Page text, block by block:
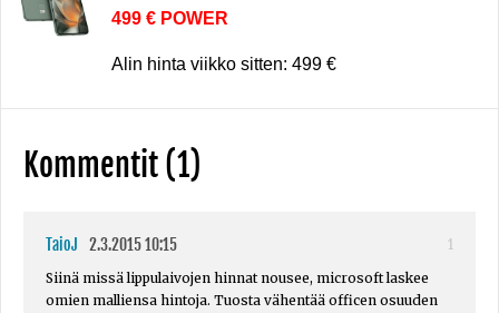
499 € POWER
Alin hinta viikko sitten: 499 €
Kommentit (1)
TaioJ 2.3.2015 10:15
1
Siinä missä lippulaivojen hinnat nousee, microsoft laskee
omien malliensa hintoja. Tuosta vähentää officen osuuden